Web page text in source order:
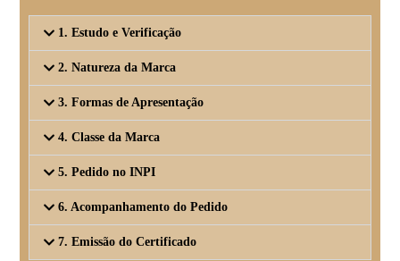
1. Estudo e Verificação
2. Natureza da Marca
3. Formas de Apresentação
4. Classe da Marca
5. Pedido no INPI
6. Acompanhamento do Pedido
7. Emissão do Certificado